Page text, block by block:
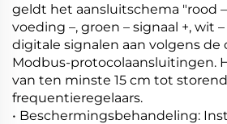
geldt het aansluitschema "rood
voeding –, groen – signaal +, wit
digitale signalen aan volgens
Modbus-protocolaansluitingen.
van ten minste 15 cm tot
frequentieregelaars.
• Beschermingsbehandeling: